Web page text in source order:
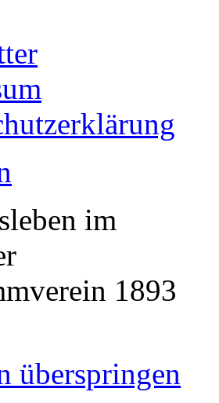
überspringen